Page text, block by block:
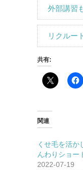
外部講習
リクルー
共有:
関連
くせ毛を活か
んわりショー
2022-07-19